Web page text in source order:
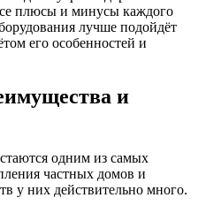
плюсы и минусы каждого
лучше подойдёт
его особенностей и
и
одним из самых
частных домов и
у них действительно много.